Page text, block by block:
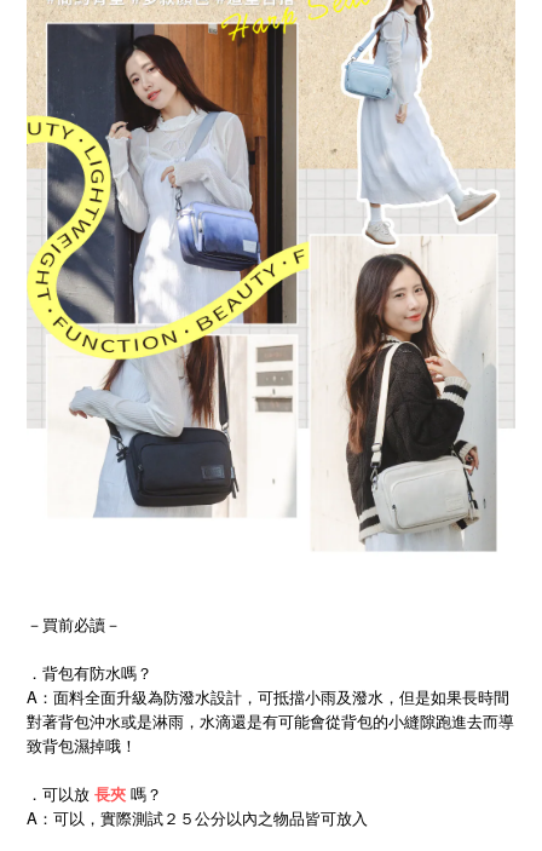
－買前必讀－
．背包有防水嗎？
A：面料全面升級為防潑水設計，可抵擋小雨及潑水，但是如果長時間
對著背包沖水或是淋雨，水滴還是有可能會從背包的小縫隙跑進去而導
致背包濕掉哦！
．可以放 長夾 嗎？
A：可以，實際測試２５公分以內之物品皆可放入